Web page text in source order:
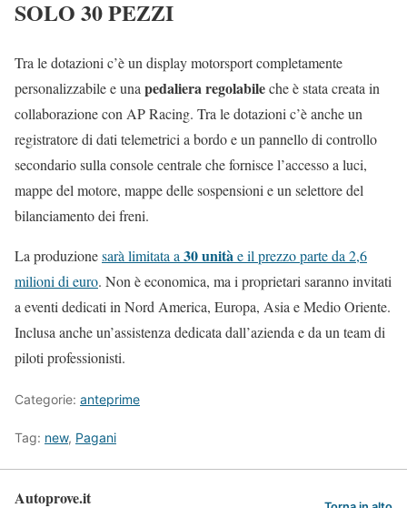
SOLO 30 PEZZI
Tra le dotazioni c’è un display motorsport completamente
personalizzabile e una pedaliera regolabileche è stata creata in
collaborazione con AP Racing. Tra le dotazioni c’è anche un
registratore di dati telemetrici a bordo e un pannello di controllo
secondario sulla console centrale che fornisce l’accesso a luci,
mappe del motore, mappe delle sospensioni e un selettore del
bilanciamento dei freni.
La produzionesarà limitata a 30 unità e il prezzo parte da 2,6
milioni di euro. Non è economica, ma i proprietari saranno invitati
a eventi dedicati in Nord America, Europa, Asia e Medio Oriente.
Inclusa anche un’assistenza dedicata dall’azienda e da un team di
piloti professionisti.
Categorie: anteprime
Tag: new, Pagani
Autoprove.it